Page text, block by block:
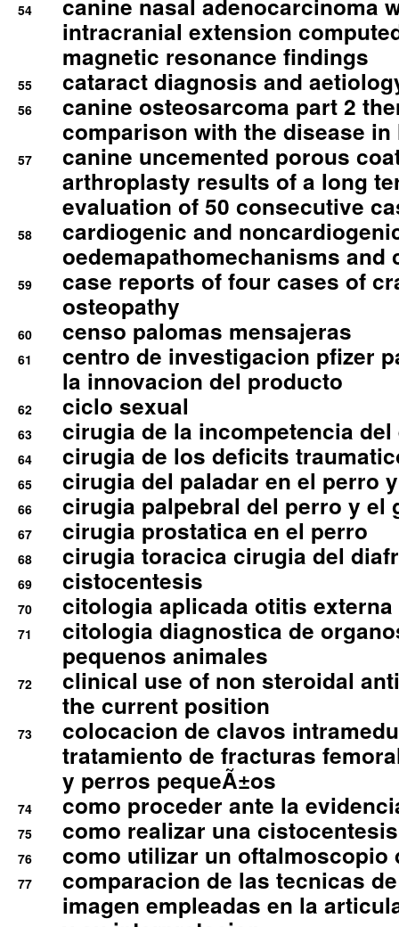
54
canine nasal adenocarcinoma
intracranial extension
magnetic resonance findings
55 cataract diagnosis and
56
canine osteosarcoma part 2
comparison with the disease in
57
canine uncemented porous
arthroplasty results of a long
evaluation of 50 consecutive
58
cardiogenic and
oedemapathomechanisms and
59
case reports of four cases of
osteopathy
60 censo palomas mensajeras
61
centro de investigacion pfizer
la innovacion del producto
62 ciclo sexual
63 cirugia de la incompetencia
64 cirugia de los deficits
65 cirugia del paladar en el perro
66 cirugia palpebral del perro y el
67 cirugia prostatica en el perro
68 cirugia toracica cirugia del
69 cistocentesis
70 citologia aplicada otitis externa
71
citologia diagnostica de
pequenos animales
72
clinical use of non steroidal
the current position
73
colocacion de clavos
tratamiento de fracturas
y perros pequeÃ±os
74 como proceder ante la
75 como realizar una
76 como utilizar un oftalmoscopio
77
comparacion de las tecnicas
imagen empleadas en la